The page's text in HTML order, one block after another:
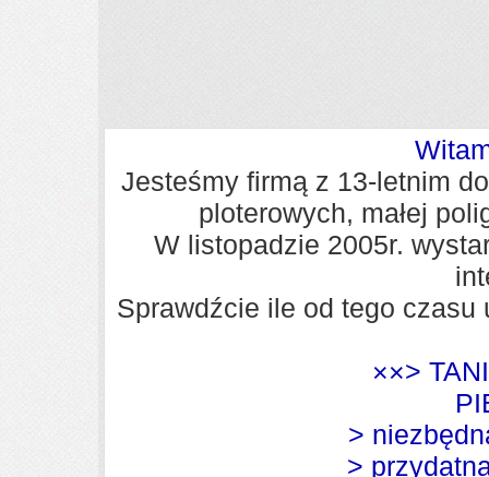
Jesteśmy firmą z 13-letnim
ploterowych, małej
W listopadzie 2005r.
Sprawdźcie ile od tego
××>
>
>